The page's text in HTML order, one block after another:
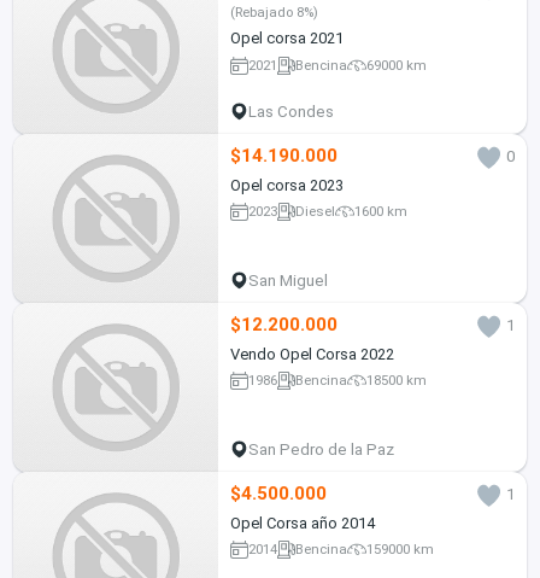
(Rebajado 8%)
Opel corsa 2021
2021 Bencina 69000 km
Las Condes
$14.190.000
0
Opel corsa 2023
2023 Diesel 1600 km
San Miguel
$12.200.000
1
Vendo Opel Corsa 2022
1986 Bencina 18500 km
San Pedro de la Paz
$4.500.000
1
Opel Corsa año 2014
2014 Bencina 159000 km